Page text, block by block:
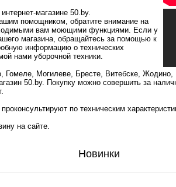
магазине 50.by.
помощником, обратите внимание на
вам моющими функциями. Если у
магазина, обращайтесь за помощью к
информацию о технических
нами уборочной техники.
Гомеле, Могилеве, Бресте, Витебске,
50.by. Покупку можно совершить за
по техническим
на сайте.
Новинки